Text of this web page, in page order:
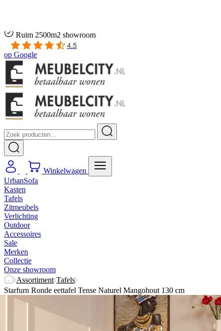
Ruim 2500m2 showroom
4.5
op Google
Winkelwagen
UrbanSofa
Kasten
Tafels
Zitmeubels
Verlichting
Outdoor
Accessoires
Sale
Merken
Collectie
Onze showroom
Assortiment Tafels
Starfurn Ronde eettafel Tense Naturel Mangohout 130 cm